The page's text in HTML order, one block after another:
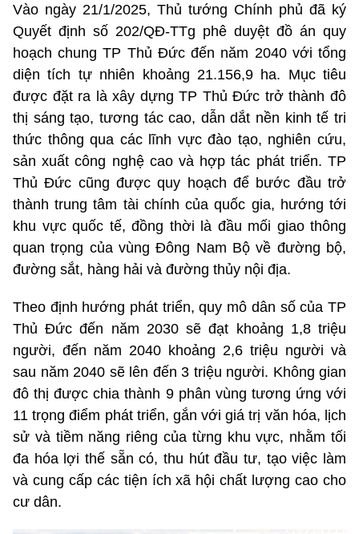
Vào ngày 21/1/2025, Thủ tướng Chính phủ đã ký
Quyết định số 202/QĐ-TTg phê duyệt đồ án quy
hoạch chung TP Thủ Đức đến năm 2040 với tổng
diện tích tự nhiên khoảng 21.156,9 ha. Mục tiêu
được đặt ra là xây dựng TP Thủ Đức trở thành đô
thị sáng tạo, tương tác cao, dẫn dắt nền kinh tế tri
thức thông qua các lĩnh vực đào tạo, nghiên cứu,
sản xuất công nghệ cao và hợp tác phát triển. TP
Thủ Đức cũng được quy hoạch để bước đầu trở
thành trung tâm tài chính của quốc gia, hướng tới
khu vực quốc tế, đồng thời là đầu mối giao thông
quan trọng của vùng Đông Nam Bộ về đường bộ,
đường sắt, hàng hải và đường thủy nội địa.
Theo định hướng phát triển, quy mô dân số của TP
Thủ Đức đến năm 2030 sẽ đạt khoảng 1,8 triệu
người, đến năm 2040 khoảng 2,6 triệu người và
sau năm 2040 sẽ lên đến 3 triệu người. Không gian
đô thị được chia thành 9 phân vùng tương ứng với
11 trọng điểm phát triển, gắn với giá trị văn hóa, lịch
sử và tiềm năng riêng của từng khu vực, nhằm tối
đa hóa lợi thế sẵn có, thu hút đầu tư, tạo việc làm
và cung cấp các tiện ích xã hội chất lượng cao cho
cư dân.